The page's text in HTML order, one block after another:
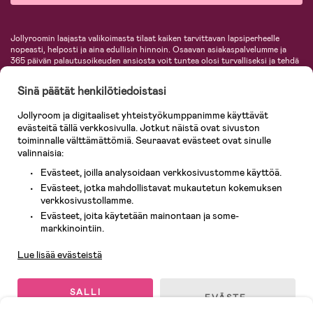
Jollyroomin laajasta valikoimasta tilaat kaiken tarvittavan lapsiperheelle
nopeasti, helposti ja aina edullisin hinnoin. Osaavan asiakaspalvelumme ja
365 päivän palautusoikeuden ansiosta voit tuntea olosi turvalliseksi ja tehdä
lastentarvikkeita sekä paljon muuta. Meiltä löydät lukuisia tunnettuja
KidKraft, Ergobaby, Philips Avent, Neonate, Cybex, LEGO ja monia muita!
Tervetuloa shoppailemaan Pohjoismaiden suurimpaan lastentarvikkeiden
verkkokauppaan!
Sinä päätät henkilötiedoistasi
Jollyroom ja digitaaliset yhteistyökumppanimme käyttävät
evästeitä tällä verkkosivulla. Jotkut näistä ovat sivuston
toiminnalle välttämättömiä. Seuraavat evästeet ovat sinulle
valinnaisia:
Evästeet, joilla analysoidaan verkkosivustomme käyttöä.
Evästeet, jotka mahdollistavat mukautetun kokemuksen
verkkosivustollamme.
Evästeet, joita käytetään mainontaan ja some-
markkinointiin.
Lue lisää evästeistä
SALLI
EVÄSTE-